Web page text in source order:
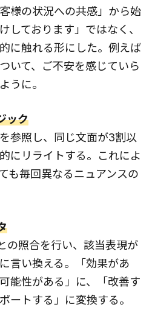
様の状況への共感」から始
しております」ではなく、
に触れる形にした。例えば
いて、ご不安を感じていら
うに。
ック
参照し、同じ文面が3割以
にリライトする。これによ
も毎回異なるニュアンスの
の照合を行い、該当表現が
言い換える。「効果があ
能性がある」に、「改善す
ートする」に変換する。